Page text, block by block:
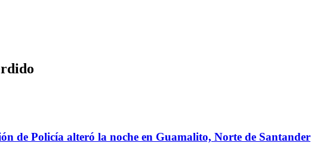
de Policía alteró la noche en Guamalito, Norte de Santander